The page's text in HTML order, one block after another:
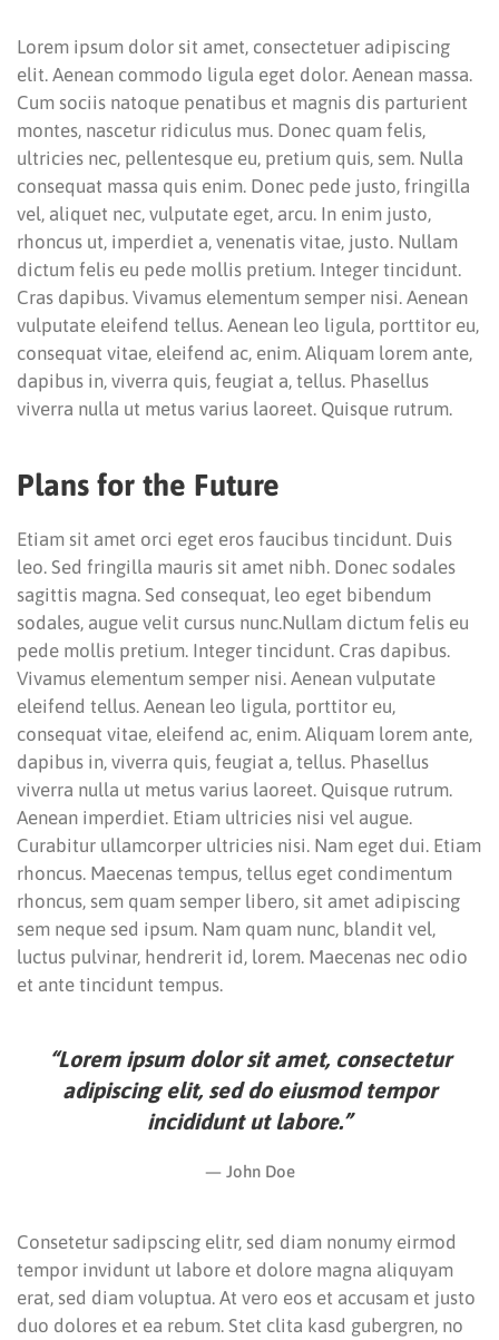
Lorem ipsum dolor sit amet, consectetuer adipiscing
elit. Aenean commodo ligula eget dolor. Aenean massa.
Cum sociis natoque penatibus et magnis dis parturient
montes, nascetur ridiculus mus. Donec quam felis,
ultricies nec, pellentesque eu, pretium quis, sem. Nulla
consequat massa quis enim. Donec pede justo, fringilla
vel, aliquet nec, vulputate eget, arcu. In enim justo,
rhoncus ut, imperdiet a, venenatis vitae, justo. Nullam
dictum felis eu pede mollis pretium. Integer tincidunt.
Cras dapibus. Vivamus elementum semper nisi. Aenean
vulputate eleifend tellus. Aenean leo ligula, porttitor eu,
consequat vitae, eleifend ac, enim. Aliquam lorem ante,
dapibus in, viverra quis, feugiat a, tellus. Phasellus
viverra nulla ut metus varius laoreet. Quisque rutrum.
Plans for the Future
Etiam sit amet orci eget eros faucibus tincidunt. Duis
leo. Sed fringilla mauris sit amet nibh. Donec sodales
sagittis magna. Sed consequat, leo eget bibendum
sodales, augue velit cursus nunc.Nullam dictum felis eu
pede mollis pretium. Integer tincidunt. Cras dapibus.
Vivamus elementum semper nisi. Aenean vulputate
eleifend tellus. Aenean leo ligula, porttitor eu,
consequat vitae, eleifend ac, enim. Aliquam lorem ante,
dapibus in, viverra quis, feugiat a, tellus. Phasellus
viverra nulla ut metus varius laoreet. Quisque rutrum.
Aenean imperdiet. Etiam ultricies nisi vel augue.
Curabitur ullamcorper ultricies nisi. Nam eget dui. Etiam
rhoncus. Maecenas tempus, tellus eget condimentum
rhoncus, sem quam semper libero, sit amet adipiscing
sem neque sed ipsum. Nam quam nunc, blandit vel,
luctus pulvinar, hendrerit id, lorem. Maecenas nec odio
et ante tincidunt tempus.
“Lorem ipsum dolor sit amet, consectetur
adipiscing elit, sed do eiusmod tempor
incididunt ut labore.”
John Doe
Consetetur sadipscing elitr, sed diam nonumy eirmod
tempor invidunt ut labore et dolore magna aliquyam
erat, sed diam voluptua. At vero eos et accusam et justo
duo dolores et ea rebum. Stet clita kasd gubergren, no